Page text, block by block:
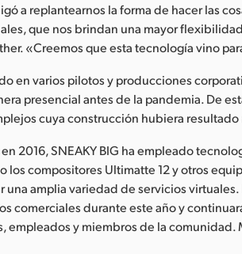
a replantearnos la forma de hacer las
que nos brindan una mayor
«Creemos que esta tecnología vino
en varios pilotos y producciones
presencial antes de la pandemia. De
cuya construcción hubiera resultado
2016, SNEAKY BIG ha empleado
los compositores Ultimatte 12 y otros
una amplia variedad de servicios
comerciales durante este año y
empleados y miembros de la comunidad.